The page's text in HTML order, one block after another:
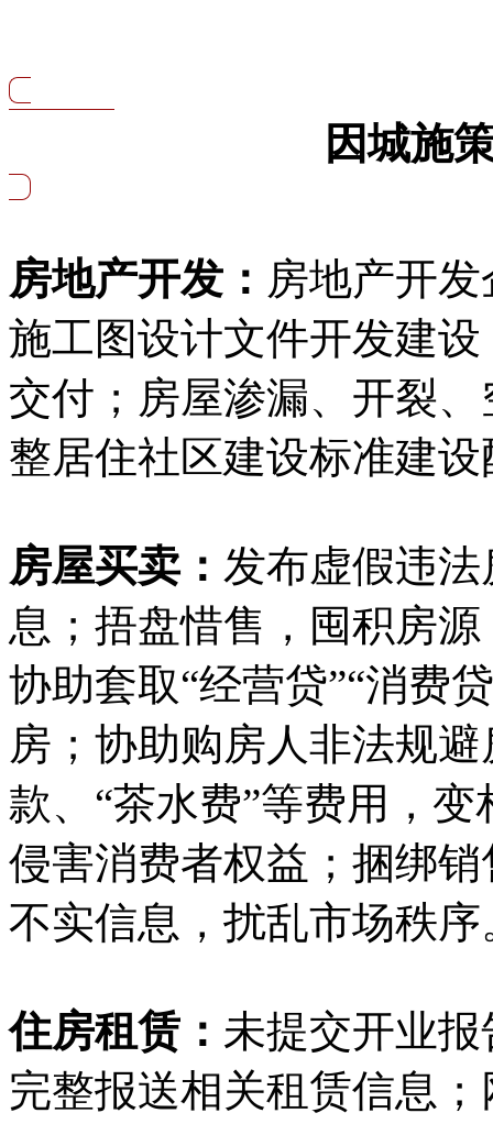
因城施
房地产开发： 房地产开
施工图设计文件开发建
交付；房屋渗漏、开裂
整居住社区建设标准建
房屋买卖： 发布虚假违
息；捂盘惜售，囤积房
协助套取“经营贷”“消费
房；协助购房人非法规
款、“茶水费”等费用，
侵害消费者权益；捆绑
不实信息，扰乱市场秩序
住房租赁： 未提交开业
完整报送相关租赁信息